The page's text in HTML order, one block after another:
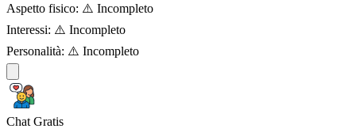
Aspetto fisico: ⚠️ Incompleto
Interessi: ⚠️ Incompleto
Personalità: ⚠️ Incompleto
Chat Gratis